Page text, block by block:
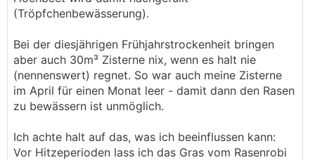
(Tröpfchenbewässerung).
Bei der diesjährigen Frühjahrstrockenheit bringen
aber auch 30m³ Zisterne nix, wenn es halt nie
(nennenswert) regnet. So war auch meine Zisterne
im April für einen Monat leer - damit dann den Rasen
zu bewässern ist unmöglich.
Ich achte halt auf das, was ich beeinflussen kann:
Vor Hitzeperioden lass ich das Gras vom Rasenrobi